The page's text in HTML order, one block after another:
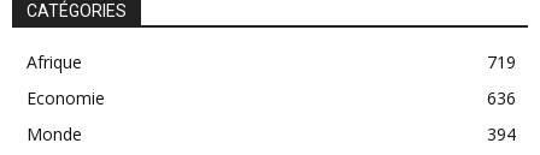
CATÉGORIES
Afrique
719
Economie
636
Monde
394